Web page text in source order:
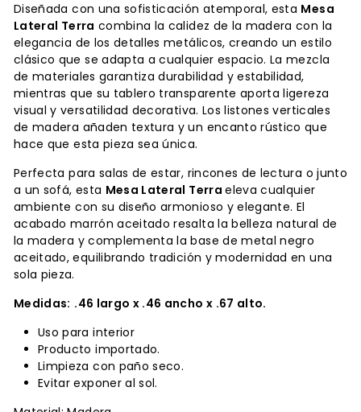
Diseñada con una sofisticación atemporal, esta Mesa
Lateral Terra combina la calidez de la madera con la
elegancia de los detalles metálicos, creando un estilo
clásico que se adapta a cualquier espacio. La mezcla
de materiales garantiza durabilidad y estabilidad,
mientras que su tablero transparente aporta ligereza
visual y versatilidad decorativa. Los listones verticales
de madera añaden textura y un encanto rústico que
hace que esta pieza sea única.
Perfecta para salas de estar, rincones de lectura o junto
a un sofá, esta Mesa Lateral Terraeleva cualquier
ambiente con su diseño armonioso y elegante. El
acabado marrón aceitado resalta la belleza natural de
la madera y complementa la base de metal negro
aceitado, equilibrando tradición y modernidad en una
sola pieza.
Medidas: .46 largo x .46 ancho x .67 alto.
Uso para interior
Producto importado.
Limpieza con paño seco.
Evitar exponer al sol.